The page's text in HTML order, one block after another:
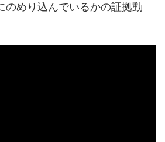
のめり込んでいるかの証拠動